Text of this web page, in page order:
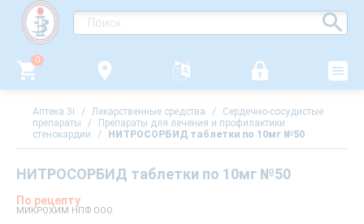
0
Аптека 3i / Лекарственные средства /
Сердечно-сосудистые
препараты
/
Препараты для лечения и профилактики
стенокардии
/ НИТРОСОРБИД таблетки по 10мг №50
НИТРОСОРБИД таблетки по 10мг №50
По рецепту
МИКРОХИМ НПФ ООО